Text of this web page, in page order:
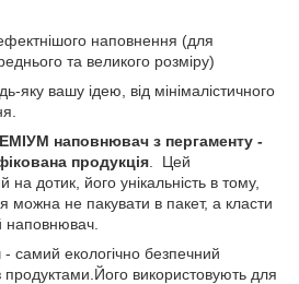
наповнення (для
та великого розміру)
яку вашу ідею, від мінімалістичного
наповнювач з пергаменту -
продукція . Цей
дотик, його унікальність в тому,
можна не пакувати в пакет, а класти
наповнювач.
самий екологічно безпечний
продуктами.Його використовують для